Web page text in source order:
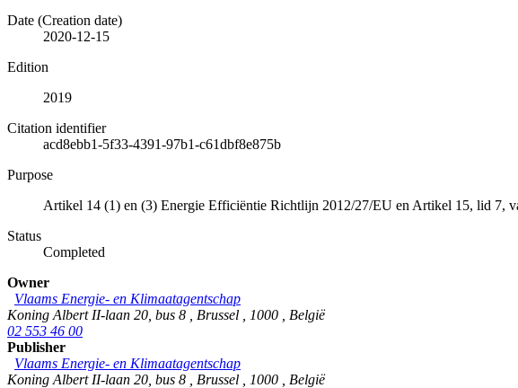
Date (Creation date)
2020-12-15
Edition
2019
Citation identifier
acd8ebb1-5f33-4391-97b1-c61dbf8e875b
Purpose
Artikel 14 (1) en (3) Energie Efficiëntie Richtlijn 2012/27/EU en Artikel 15, lid 7,
Status
Completed
Owner
Vlaams Energie- en Klimaatagentschap
Koning Albert II-laan 20, bus 8
Brussel 1000
België
02 553 46 00
Publisher
Vlaams Energie- en Klimaatagentschap
Koning Albert II-laan 20, bus 8
Brussel 1000
België